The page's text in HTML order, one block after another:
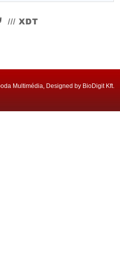
Multimédia, Designed by BioDigit Kft.